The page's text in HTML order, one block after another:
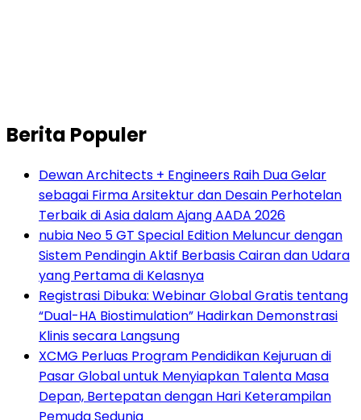
Berita Populer
Dewan Architects + Engineers Raih Dua Gelar
sebagai Firma Arsitektur dan Desain Perhotelan
Terbaik di Asia dalam Ajang AADA 2026
nubia Neo 5 GT Special Edition Meluncur dengan
Sistem Pendingin Aktif Berbasis Cairan dan Udara
yang Pertama di Kelasnya
Registrasi Dibuka: Webinar Global Gratis tentang
“Dual-HA Biostimulation” Hadirkan Demonstrasi
Klinis secara Langsung
XCMG Perluas Program Pendidikan Kejuruan di
Pasar Global untuk Menyiapkan Talenta Masa
Depan, Bertepatan dengan Hari Keterampilan
Pemuda Sedunia